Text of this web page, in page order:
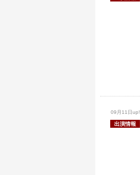
09月11日up!
出演情報